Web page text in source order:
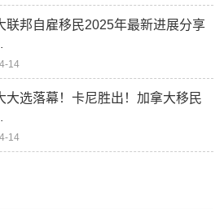
联邦自雇移民2025年最新进展分享
14
大选落幕！卡尼胜出！加拿大移民
14